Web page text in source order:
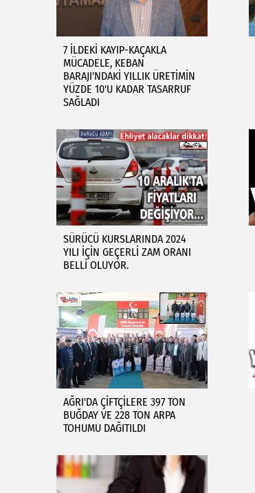
7 İLDEKİ KAYIP-KAÇAKLA
MÜCADELE, KEBAN
BARAJI'NDAKİ YILLIK ÜRETİMİN
YÜZDE 10'U KADAR TASARRUF
SAĞLADI
SÜRÜCÜ KURSLARINDA 2024
YILI İÇİN GEÇERLİ ZAM ORANI
BELLİ OLUYOR.
AĞRI'DA ÇİFTÇİLERE 397 TON
BUĞDAY VE 228 TON ARPA
TOHUMU DAĞITILDI